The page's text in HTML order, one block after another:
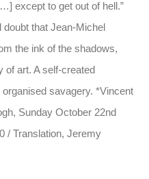
except to get out of hell.”
that Jean-Michel
the ink of the shadows,
of art. A self-created
savagery. *Vincent
Sunday October 22nd
/ Translation, Jeremy